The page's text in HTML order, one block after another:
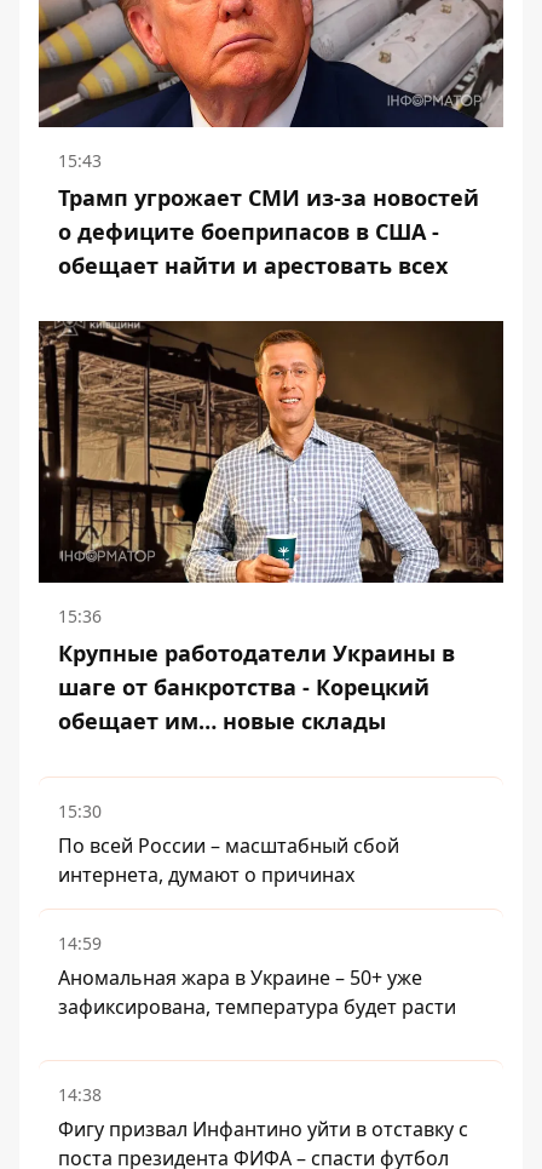
15:43
Трамп угрожает СМИ из-за новостей
о дефиците боеприпасов в США -
обещает найти и арестовать всех
15:36
Крупные работодатели Украины в
шаге от банкротства - Корецкий
обещает им… новые склады
15:30
По всей России – масштабный сбой
интернета, думают о причинах
14:59
Аномальная жара в Украине – 50+ уже
зафиксирована, температура будет расти
14:38
Фигу призвал Инфантино уйти в отставку с
поста президента ФИФА – спасти футбол